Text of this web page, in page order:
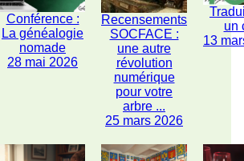
Conférence :
La généalogie
nomade
28 mai 2026
Recensements
SOCFACE :
une autre
révolution
numérique
pour votre
arbre ...
25 mars 2026
un
13